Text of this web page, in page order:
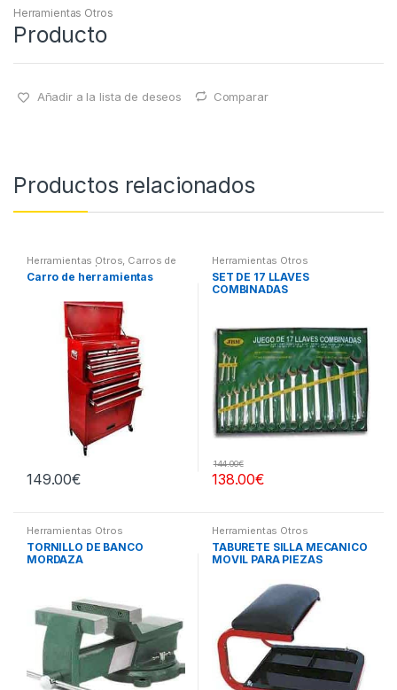
Herramientas Otros
Producto
Añadir a la lista de deseos Comparar
Productos relacionados
Herramientas Otros, Carros de
Herramientas | Bancos
Carro de herramientas
149.00€
Herramientas Otros
SET DE 17 LLAVES
COMBINADAS
138.00€
144.00€
Herramientas Otros
TORNILLO DE BANCO
MORDAZA
Herramientas Otros
TABURETE SILLA MECANICO
MOVIL PARA PIEZAS